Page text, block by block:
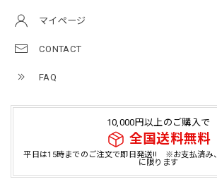
マイページ
CONTACT
FAQ
10,000円以上のご購入で
全国送料無料
平日は15時までのご注文で即日発送!! ※お支払済み
に限ります